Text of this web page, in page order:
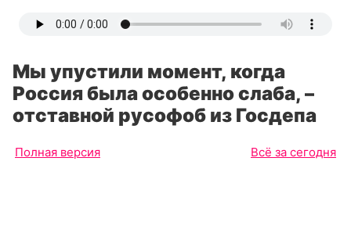
Мы упустили момент, когда
Россия была особенно слаба, –
отставной русофоб из Госдепа
Полная версия Всё за сегодня